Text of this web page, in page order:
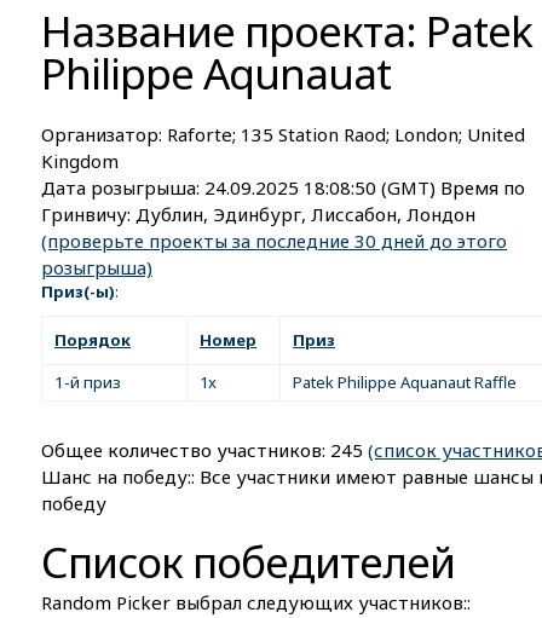
Название проекта: Patek
Philippe Aqunauat
Организатор: Raforte; 135 Station Raod; London; United
Kingdom
Дата розыгрыша: 24.09.2025 18:08:50 (GMT) Время по
Гринвичу: Дублин, Эдинбург, Лиссабон, Лондон
(проверьте проекты за последние 30 дней до этого
розыгрыша)
Приз(-ы):
Порядок Номер
Приз
1-й приз
1x Patek Philippe Aquanaut Raffle
Общее количество участников: 245 (список
Шанс на победу:: Все участники имеют равные шансы
победу
Список победителей
Random Picker выбрал следующих участников::